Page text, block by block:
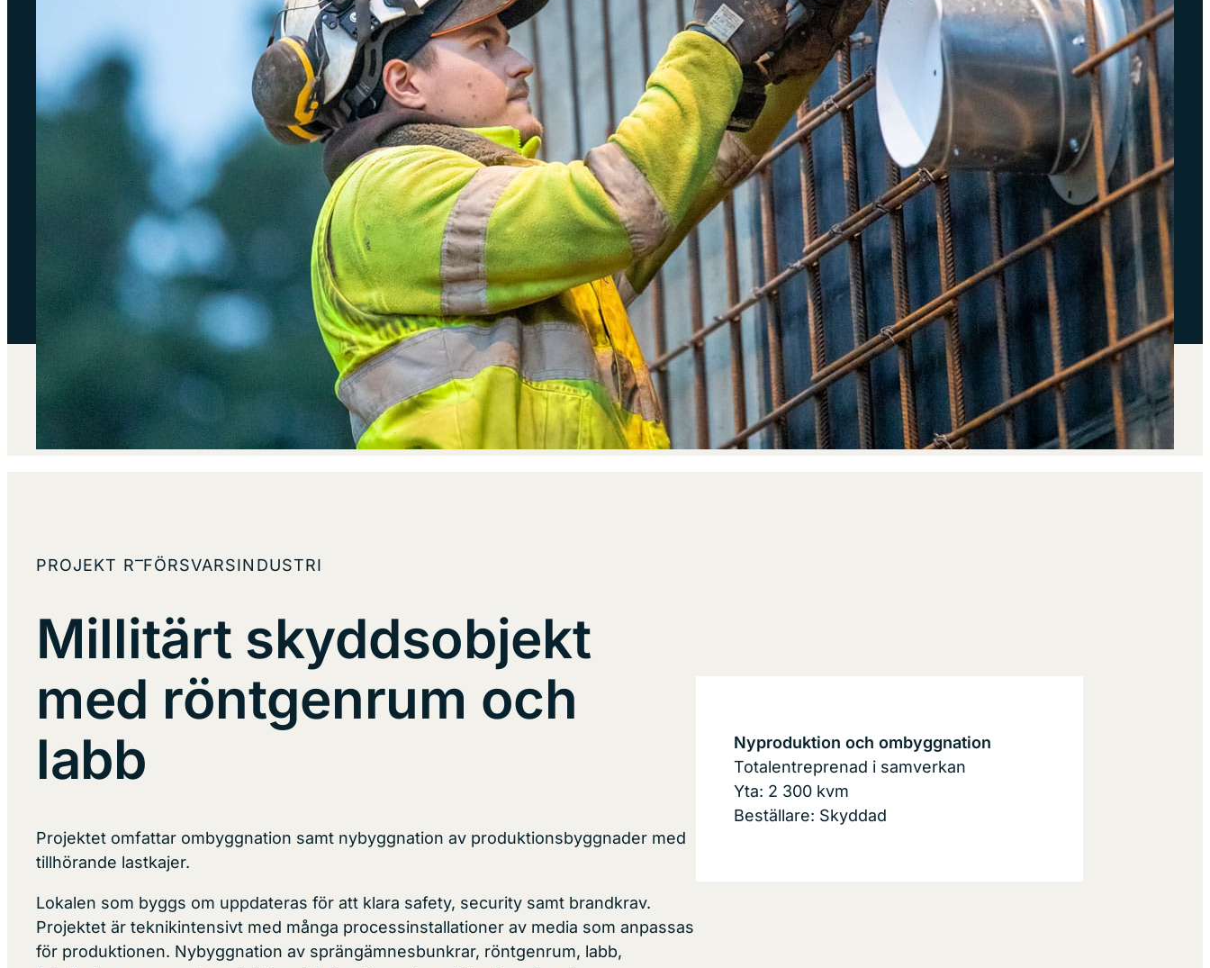
PROJEKT R–FÖRSVARSINDUSTRI
Millitärt skyddsobjekt
med röntgenrum och
labb
Projektet omfattar ombyggnation samt nybyggnation av produktionsbyggnader med
tillhörande lastkajer.
Lokalen som byggs om uppdateras för att klara safety, security samt brandkrav.
Projektet är teknikintensivt med många processinstallationer av media som anpassas
för produktionen. Nybyggnation av sprängämnesbunkrar, röntgenrum, labb,
Nyproduktion och ombyggnation
Totalentreprenad i samverkan
Yta: 2 300 kvm
Beställare: Skyddad